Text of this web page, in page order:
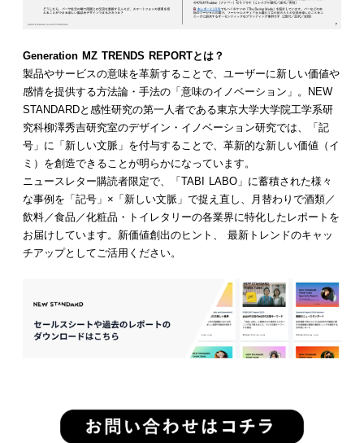
Generation MZ TRENDS REPORTとは？
製品やサービスの意味を革新することで、ユーザーに新しい価値や
感情を提供する方法論・手法の「意味のイノベーション」。NEW
STANDARDと感性研究の第一人者である東京大学大学院工学系研
究科柳澤秀吉研究室のデザイン・イノベーション研究では、「記
号」に「新しい文脈」を付与することで、革新的な新しい価値（イ
ミ）を創造できることが明らかになっています。
ニュースレター購読者限定で、「TABI LABO」に蓄積された様々
な事例を「記号」×「新しい文脈」で捉え直し、月替わりで酒類／
飲料／食品／化粧品・トイレタリーの各業界に特化したレポートを
お届けしています。新価値創出のヒント、 最新トレンドのキャッ
チアップとしてご活用ください。